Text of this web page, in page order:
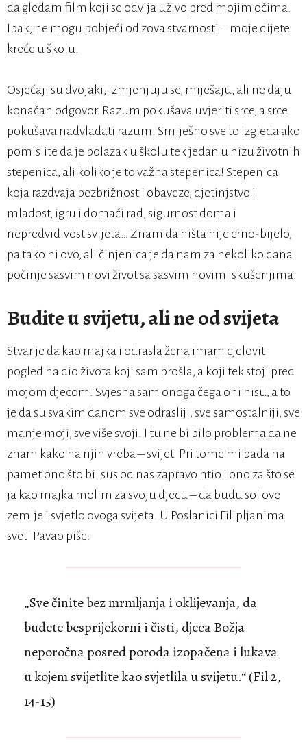
da gledam film koji se odvija uživo pred mojim očima.
Ipak, ne mogu pobjeći od zova stvarnosti – moje dijete
kreće u školu.
Osjećaji su dvojaki, izmjenjuju se, miješaju, ali ne daju
konačan odgovor. Razum pokušava uvjeriti srce, a srce
pokušava nadvladati razum. Smiješno sve to izgleda ako
pomislite da je polazak u školu tek jedan u nizu životnih
stepenica, ali koliko je to važna stepenica! Stepenica
koja razdvaja bezbrižnost i obaveze, djetinjstvo i
mladost, igru i domaći rad, sigurnost doma i
nepredvidivost svijeta… Znam da ništa nije crno-bijelo,
pa tako ni ovo, ali činjenica je da nam za nekoliko dana
počinje sasvim novi život sa sasvim novim iskušenjima.
Budite u svijetu, ali ne od svijeta
Stvar je da kao majka i odrasla žena imam cjelovit
pogled na dio života koji sam prošla, a koji tek stoji pred
mojom djecom. Svjesna sam onoga čega oni nisu, a to
je da su svakim danom sve odrasliji, sve samostalniji, sve
manje moji, sve više svoji. I tu ne bi bilo problema da ne
znam kako na njih vreba – svijet. Pri tome mi pada na
pamet ono što bi Isus od nas zapravo htio i ono za što se
ja kao majka molim za svoju djecu – da budu sol ove
zemlje i svjetlo ovoga svijeta. U Poslanici Filipljanima
sveti Pavao piše:
„Sve činite bez mrmljanja i oklijevanja, da
budete besprijekorni i čisti, djeca Božja
neporočna posred poroda izopačena i lukava
u kojem svijetlite kao svjetlila u svijetu.“ (Fil 2,
14-15)